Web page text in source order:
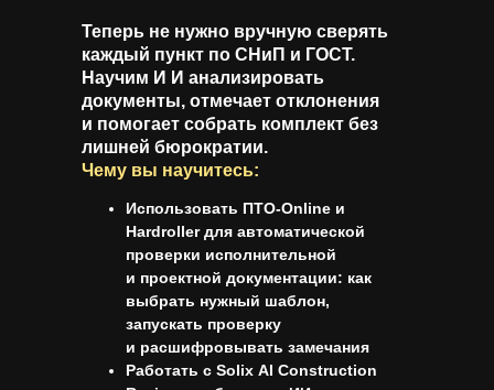
Теперь не нужно вручную сверять
каждый пункт по СНиП и ГОСТ.
Научим И И анализировать
документы, отмечает отклонения
и помогает собрать комплект без
лишней бюрократии.
Чему вы научитесь:
Использовать ПТО-Online и
Hardrollerдля автоматической
проверки исполнительной
и проектной документации: как
выбрать нужный шаблон,
запускать проверку
и расшифровывать замечания
Работать с Solix AI Construction